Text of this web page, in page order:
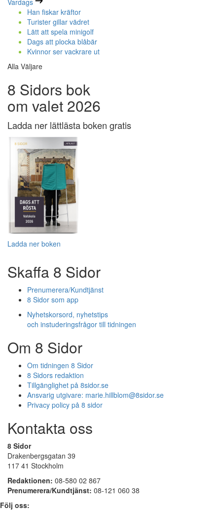
Vardags
Han fiskar kräftor
Turister gillar vädret
Lätt att spela minigolf
Dags att plocka blåbär
Kvinnor ser vackrare ut
Alla Väljare
8 Sidors bok
om valet 2026
Ladda ner lättlästa boken gratis
Ladda ner boken
Skaffa 8 Sidor
Prenumerera/Kundtjänst
8 Sidor som app
Nyhetskorsord, nyhetstips
och instuderingsfrågor till tidningen
Om 8 Sidor
Om tidningen 8 Sidor
8 Sidors redaktion
Tillgänglighet på 8sidor.se
Ansvarig utgivare: marie.hillblom@8sidor.se
Privacy policy på 8 sidor
Kontakta oss
8 Sidor
Drakenbergsgatan 39
117 41 Stockholm
Redaktionen: 08-580 02 867
Prenumerera/Kundtjänst: 08-121 060 38
Följ oss: